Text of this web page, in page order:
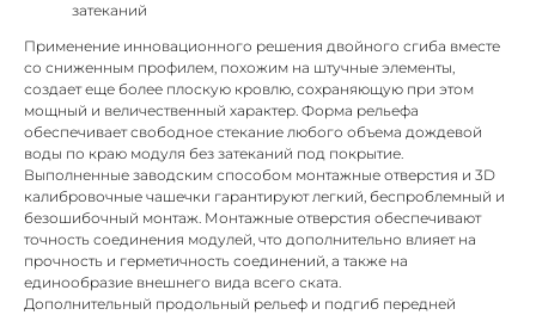
затеканий
Применение инновационного решения двойного сгиба вместе
со сниженным профилем, похожим на штучные элементы,
создает еще более плоскую кровлю, сохраняющую при этом
мощный и величественный характер. Форма рельефа
обеспечивает свободное стекание любого объема дождевой
воды по краю модуля без затеканий под покрытие.
Выполненные заводским способом монтажные отверстия и 3D
калибровочные чашечки гарантируют легкий, беспроблемный и
безошибочный монтаж. Монтажные отверстия обеспечивают
точность соединения модулей, что дополнительно влияет на
прочность и герметичность соединений, а также на
единообразие внешнего вида всего ската.
Дополнительный продольный рельеф и подгиб передней